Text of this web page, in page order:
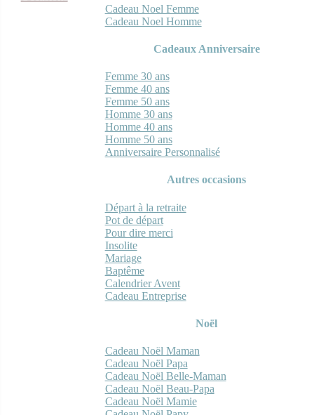
Cadeau Noel Femme
Cadeau Noel Homme
Cadeaux Anniversaire
Femme 30 ans
Femme 40 ans
Femme 50 ans
Homme 30 ans
Homme 40 ans
Homme 50 ans
Anniversaire Personnalisé
Autres occasions
Départ à la retraite
Pot de départ
Pour dire merci
Insolite
Mariage
Baptême
Calendrier Avent
Cadeau Entreprise
Noël
Cadeau Noël Maman
Cadeau Noël Papa
Cadeau Noël Belle-Maman
Cadeau Noël Beau-Papa
Cadeau Noël Mamie